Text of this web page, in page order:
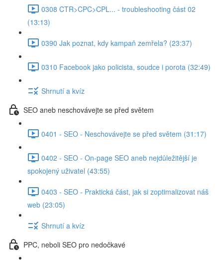
0308 CTR>CPC>CPL... - troubleshooting část 02
(13:13)
0390 Jak poznat, kdy kampaň zemřela? (23:37)
0310 Facebook jako policista, soudce i porota (32:49)
Shrnutí a kvíz
SEO aneb neschovávejte se před světem
0401 - SEO - Neschovávejte se před světem (31:17)
0402 - SEO - On-page SEO aneb nejdůležitější je
spokojený uživatel (43:55)
0403 - SEO - Praktická část, jak si zoptimalizovat náš
web (23:05)
Shrnutí a kvíz
PPC, neboli SEO pro nedočkavé